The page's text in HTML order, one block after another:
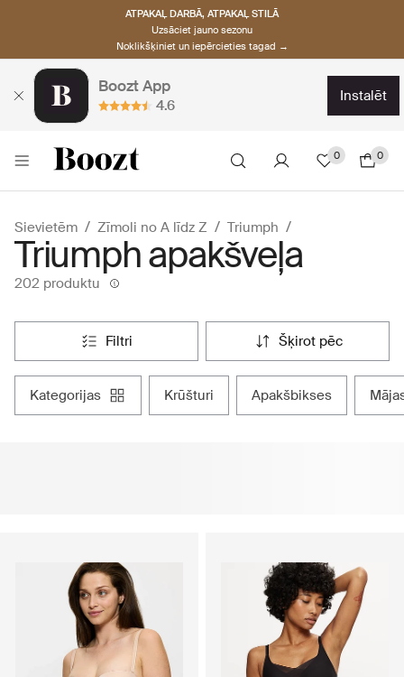
ATPAKAĻ DARBĀ, ATPAKAĻ STILĀ
Uzsāciet jauno sezonu
Noklikšķiniet un iepērcieties tagad →
Boozt App
4.6
instalēt
0 0
Sievietēm Zīmoli no A līdz Z Triumph
Triumph apakšveļa
202 produktu
filtri šķirot pēc
kategorijas krūšturi apakšbikses